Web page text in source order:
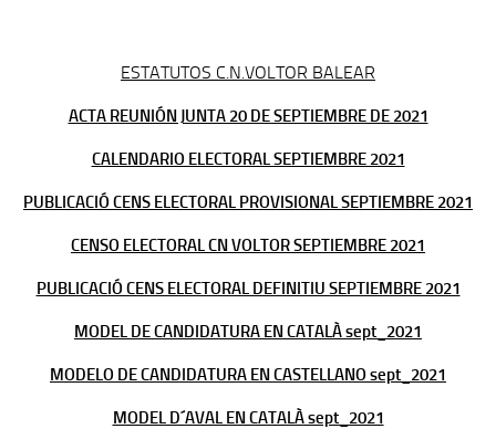
ESTATUTOS C.N.VOLTOR BALEAR
ACTA REUNIÓN JUNTA 20 DE SEPTIEMBRE DE 2021
CALENDARIO ELECTORAL SEPTIEMBRE 2021
PUBLICACIÓ CENS ELECTORAL PROVISIONAL SEPTIEMBRE 2021
CENSO ELECTORAL CN VOLTOR SEPTIEMBRE 2021
PUBLICACIÓ CENS ELECTORAL DEFINITIU SEPTIEMBRE 2021
MODEL DE CANDIDATURA EN CATALÀ sept_2021
MODELO DE CANDIDATURA EN CASTELLANO sept_2021
MODEL D´AVAL EN CATALÀ sept_2021